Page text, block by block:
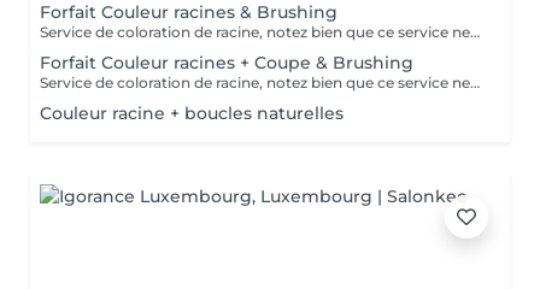
Forfait Couleur racines & Brushing
Service de coloration de racine, notez bien que ce service ne permet pas d‘effectuer d’importants éclaircissements tel qu‘un balayage ou des mèches.
Forfait Couleur racines + Coupe & Brushing
Service de coloration de racine, notez bien que ce service ne permet pas d‘effectuer d’importants éclaircissements tel qu‘un balayage ou des mèches.
Couleur racine + boucles naturelles